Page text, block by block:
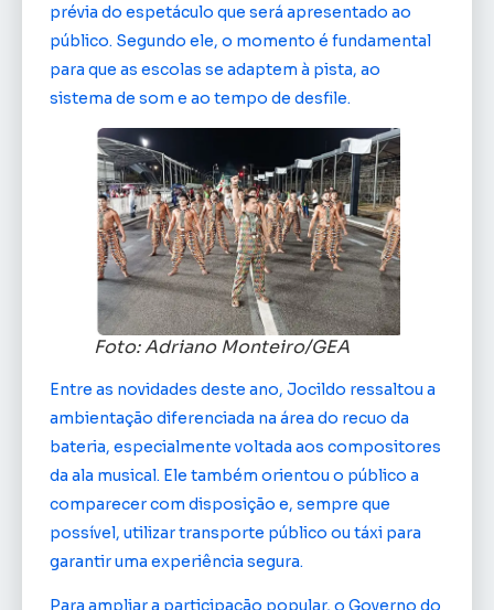
prévia do espetáculo que será apresentado ao
público. Segundo ele, o momento é fundamental
para que as escolas se adaptem à pista, ao
sistema de som e ao tempo de desfile.
Foto: Adriano Monteiro/GEA
Entre as novidades deste ano, Jocildo ressaltou a
ambientação diferenciada na área do recuo da
bateria, especialmente voltada aos compositores
da ala musical. Ele também orientou o público a
comparecer com disposição e, sempre que
possível, utilizar transporte público ou táxi para
garantir uma experiência segura.
Para ampliar a participação popular, o Governo do